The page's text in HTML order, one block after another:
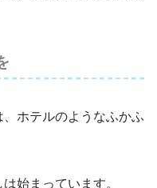
ホテルのようなふかふ
始まっています。